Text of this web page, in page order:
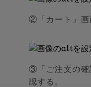
②「カート」画
③「ご注文の確
認する。